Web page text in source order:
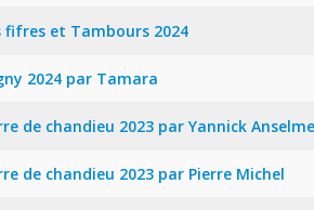
fifres et Tambours 2024
2024 par Tamara
de chandieu 2023 par Yannick Anselme
de chandieu 2023 par Pierre Michel